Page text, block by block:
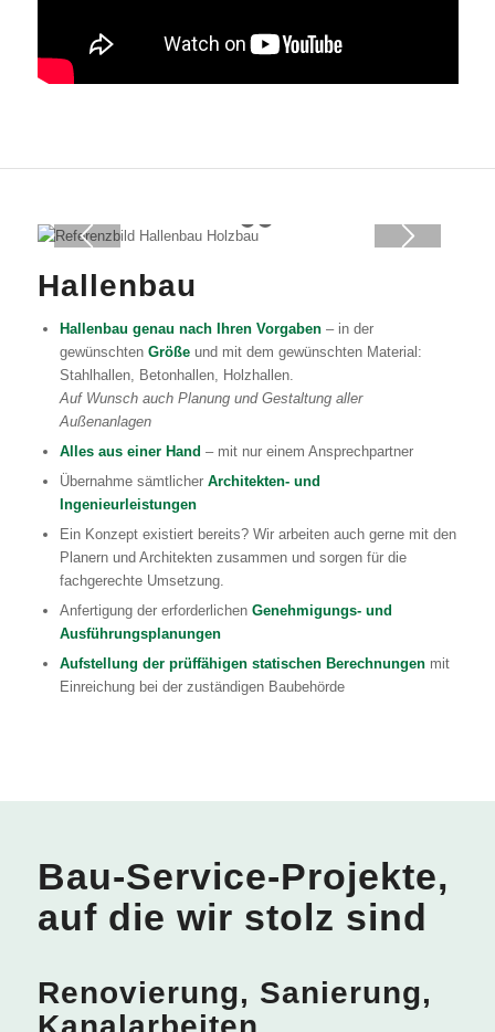
Hallenbau
Hallenbau genau nach Ihren Vorgaben– in der
gewünschten Größeund mit dem gewünschten Material:
Stahlhallen, Betonhallen, Holzhallen.
Auf Wunsch auch Planung und Gestaltung aller
Außenanlagen
Alles aus einer Hand – mit nur einem Ansprechpartner
Übernahme sämtlicher Architekten- und
Ingenieurleistungen
Ein Konzept existiert bereits? Wir arbeiten auch gerne mit den
Planern und Architekten zusammen und sorgen für die
fachgerechte Umsetzung.
Anfertigung der erforderlichen Genehmigungs- und
Ausführungsplanungen
Aufstellung der prüffähigen statischen Berechnungenmit
Einreichung bei der zuständigen Baubehörde
Bau-Service-Projekte,
auf die wir stolz sind
Renovierung, Sanierung,